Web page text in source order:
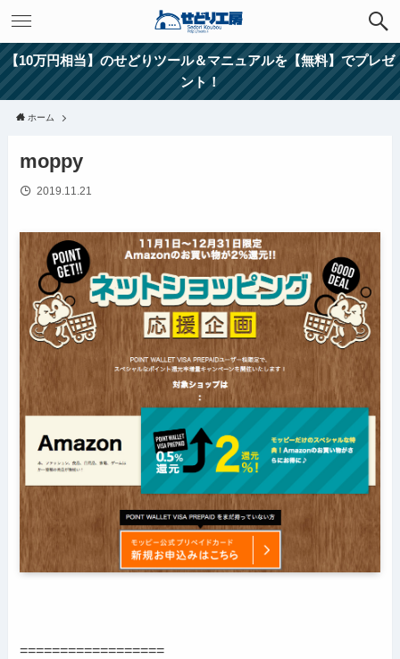
【10万円相当】のせどりツール＆マニュアルを【無料】でプレゼ
ント！
ホーム
moppy
2019.11.21
==================